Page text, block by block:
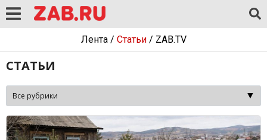
Лента/ Статьи/ ZAB.TV
СТАТЬИ